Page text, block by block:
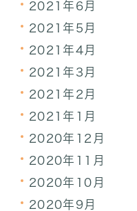
2021年6月
2021年5月
2021年4月
2021年3月
2021年2月
2021年1月
2020年12月
2020年11月
2020年10月
2020年9月